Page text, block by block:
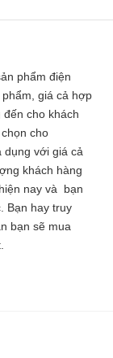
phẩm điện
giá cả hợp
cho khách
cho
dụng với giá cả
khách hàng
nay và bạn
Bạn hay truy
bạn sẽ mua